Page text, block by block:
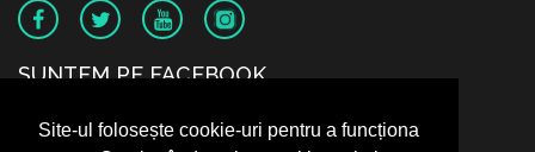
Site-ul folosește cookie-uri pentru a funcționa
SUNTEM PE FACEBOOK